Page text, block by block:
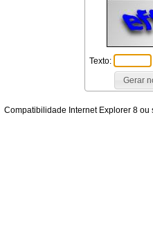
Texto:
Compatibilidade Internet Explorer 8 ou